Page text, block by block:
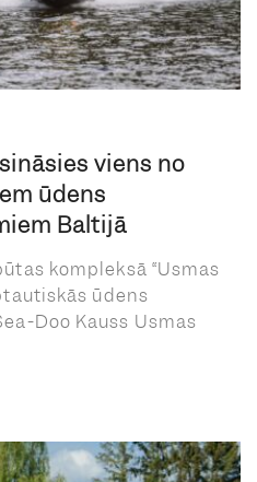
viens no
ūdens
Baltijā
kompleksā “Usmas
ūdens
Doo Kauss Usmas